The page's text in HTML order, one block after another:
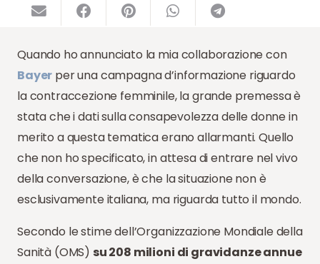
Quando ho annunciato la mia collaborazione con
Bayer per una campagna d’informazione riguardo
la contraccezione femminile, la grande premessa è
stata che i dati sulla consapevolezza delle donne in
merito a questa tematica erano allarmanti. Quello
che non ho specificato, in attesa di entrare nel vivo
della conversazione, è che la situazione non è
esclusivamente italiana, ma riguarda tutto il mondo.
Secondo le stime dell’Organizzazione Mondiale della
Sanità (OMS) su 208 milioni di gravidanze annue